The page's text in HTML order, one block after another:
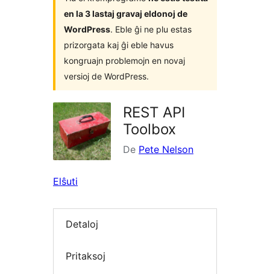
en la 3 lastaj gravaj eldonoj de
WordPress. Eble ĝi ne plu estas
prizorgata kaj ĝi eble havus
kongruajn problemojn en novaj
versioj de WordPress.
REST API
Toolbox
De Pete Nelson
Elŝuti
Detaloj
Pritaksoj